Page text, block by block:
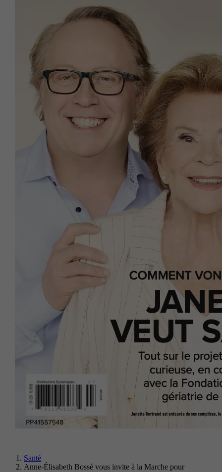
Santé
Anne-Élisabeth Bossé vous invite à la Marche pour